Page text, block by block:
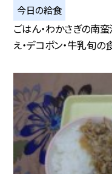
今日の給食
ごはん・わかさぎの南
え・デコポン・牛乳旬の